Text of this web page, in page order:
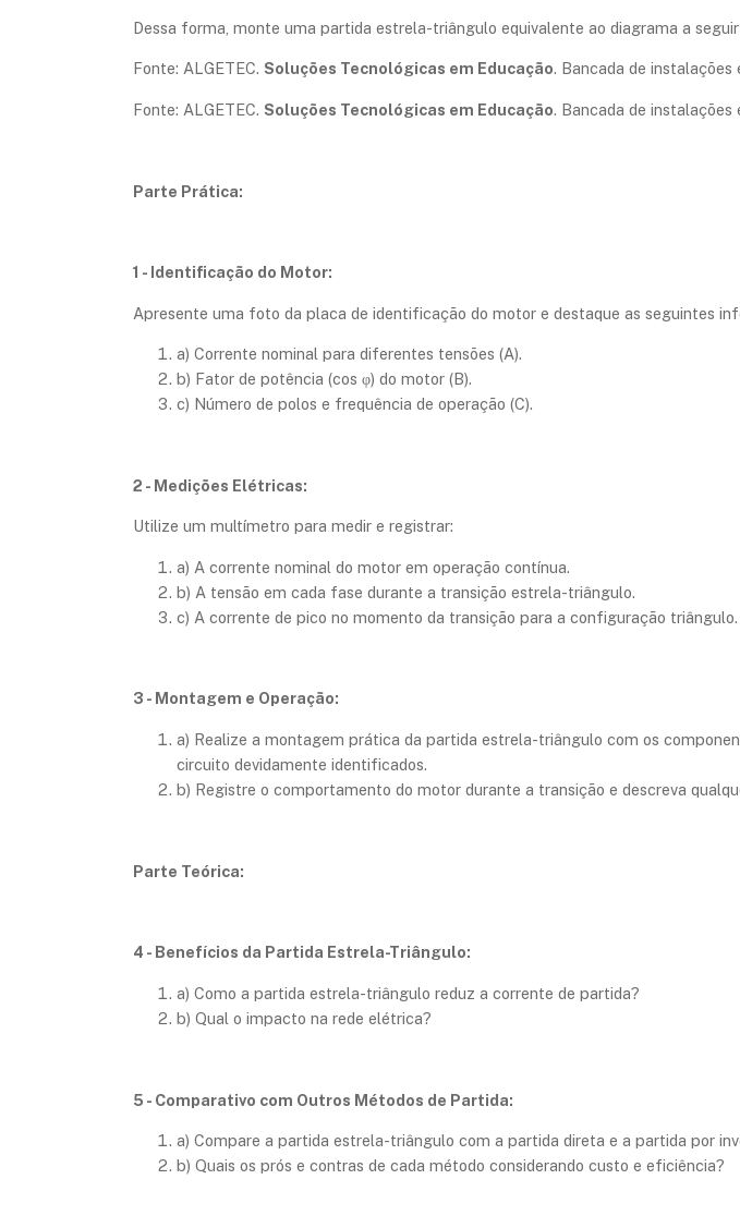
Dessa forma, monte uma partida estrela-triângulo equivalente ao diagrama a
Fonte: ALGETEC. Soluções Tecnológicas em Educação. Bancada de
Fonte: ALGETEC. Soluções Tecnológicas em Educação. Bancada de
Parte Prática:
1 - Identificação do Motor:
Apresente uma foto da placa de identificação do motor e destaque as seguintes
a) Corrente nominal para diferentes tensões (A).
b) Fator de potência (cos φ) do motor (B).
c) Número de polos e frequência de operação (C).
2 - Medições Elétricas:
Utilize um multímetro para medir e registrar:
a) A corrente nominal do motor em operação contínua.
b) A tensão em cada fase durante a transição estrela-triângulo.
c) A corrente de pico no momento da transição para a configuração triângulo.
3 - Montagem e Operação:
a) Realize a montagem prática da partida estrela-triângulo com os
circuito devidamente identificados.
b) Registre o comportamento do motor durante a transição e descreva
Parte Teórica:
4 - Benefícios da Partida Estrela-Triângulo:
a) Como a partida estrela-triângulo reduz a corrente de partida?
b) Qual o impacto na rede elétrica?
5 - Comparativo com Outros Métodos de Partida:
a) Compare a partida estrela-triângulo com a partida direta e a partida por
b) Quais os prós e contras de cada método considerando custo e eficiência?